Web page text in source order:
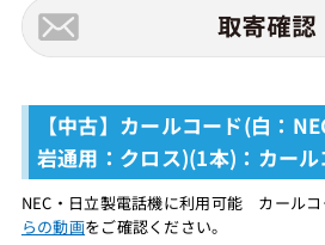
【中古】カールコード(白：
岩通用：クロス)(1本)：カール
NEC・日立製電話機に利用可能 カール
らの動画をご確認ください。